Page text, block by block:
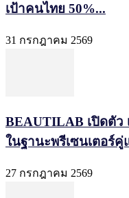
เป้าคนไทย 50%...
31 กรกฎาคม 2569
BEAUTILAB เปิดตัว
ในฐานะพรีเซนเตอร์คู่
27 กรกฎาคม 2569